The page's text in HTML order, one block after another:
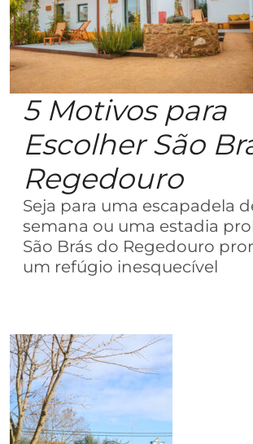
5 Motivos para
Escolher São
Regedouro
Seja para uma escapadela
semana ou uma estadia
São Brás do Regedouro
um refúgio inesquecível